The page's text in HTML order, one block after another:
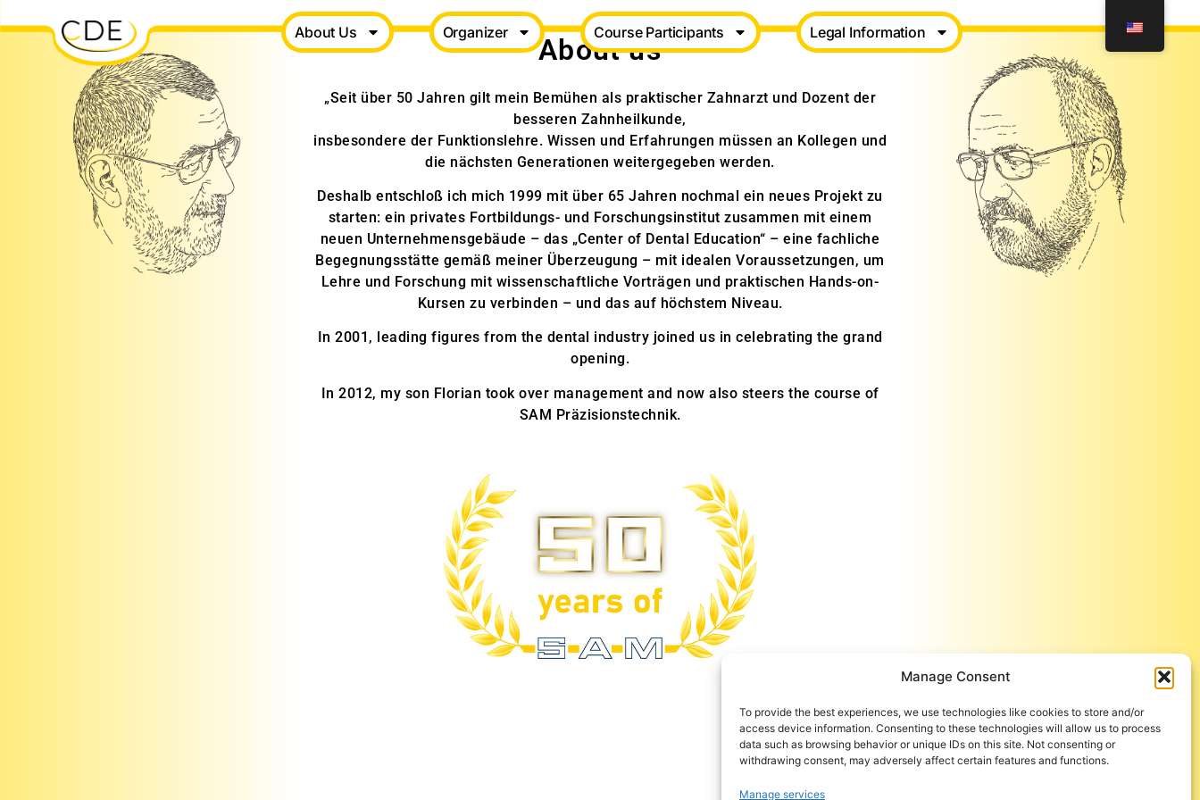
Manage Consent
To provide the best experiences, we use technologies like cookies to store and/or
access device information. Consenting to these technologies will allow us to process
data such as browsing behavior or unique IDs on this site. Not consenting or
withdrawing consent, may adversely affect certain features and functions.
Manage services
About Us Organizer Course Participants Legal Information
About us
„Seit über 50 Jahren gilt mein Bemühen als praktischer Zahnarzt und Dozent der
besseren Zahnheilkunde,
insbesondere der Funktionslehre. Wissen und Erfahrungen müssen an Kollegen und
die nächsten Generationen weitergegeben werden.
Deshalb entschloß ich mich 1999 mit über 65 Jahren nochmal ein neues Projekt zu
starten: ein privates Fortbildungs- und Forschungsinstitut zusammen mit einem
neuen Unternehmensgebäude – das „Center of Dental Education“ – eine fachliche
Begegnungsstätte gemäß meiner Überzeugung – mit idealen Voraussetzungen, um
Lehre und Forschung mit wissenschaftliche Vorträgen und praktischen Hands-on-
Kursen zu verbinden – und das auf höchstem Niveau.
In 2001, leading figures from the dental industry joined us in celebrating the grand
opening.
In 2012, my son Florian took over management and now also steers the course of
SAM Präzisionstechnik.